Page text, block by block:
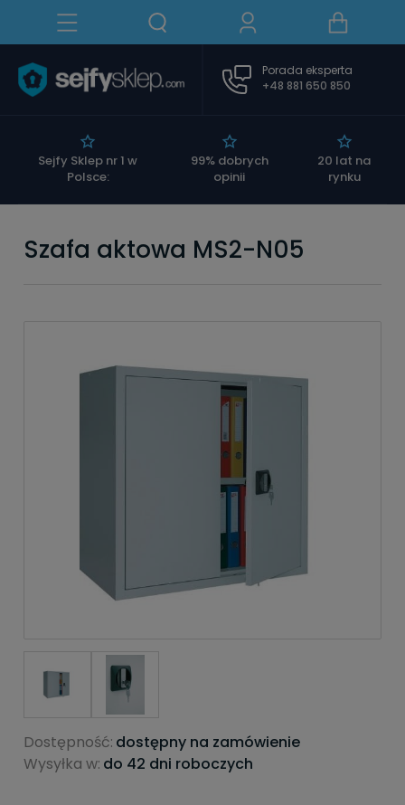
Sejfy Sklep nr 1 w
Polsce:
99% dobrych
opinii
20 lat na
rynku
Porada eksperta
+48 881 650 850
Szafa aktowa MS2-N05
Dostępność: dostępny na zamówienie
Wysyłka w: do 42 dni roboczych